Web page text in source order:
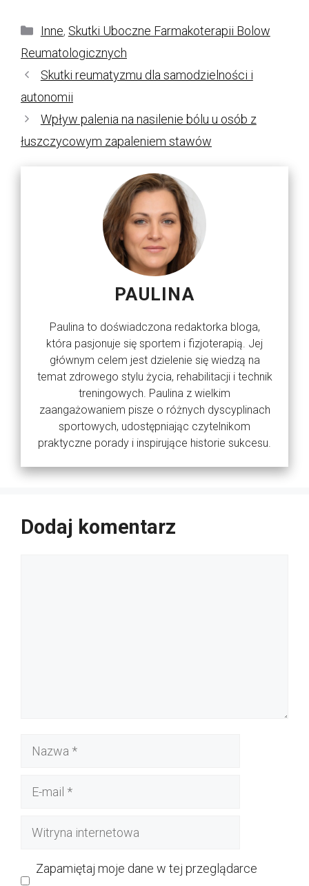
Kategorie
Inne, Skutki Uboczne Farmakoterapii Bolow
Reumatologicznych
Skutki reumatyzmu dla samodzielności i
autonomii
Wpływ palenia na nasilenie bólu u osób z
łuszczycowym zapaleniem stawów
PAULINA
Paulina to doświadczona redaktorka bloga,
która pasjonuje się sportem i fizjoterapią. Jej
głównym celem jest dzielenie się wiedzą na
temat zdrowego stylu życia, rehabilitacji i technik
treningowych. Paulina z wielkim
zaangażowaniem pisze o różnych dyscyplinach
sportowych, udostępniając czytelnikom
praktyczne porady i inspirujące historie sukcesu.
Dodaj komentarz
Nazwa
Witryna
Zapamiętaj moje dane w tej przeglądarce